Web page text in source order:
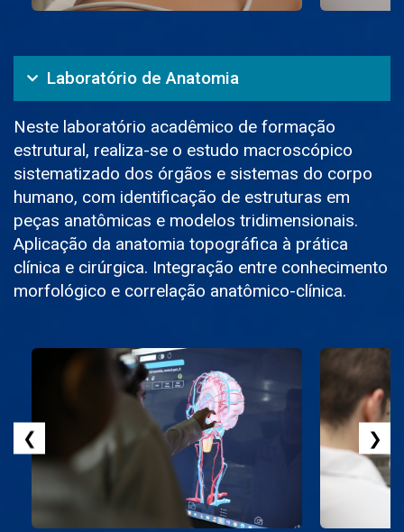
Laboratório de Anatomia
Neste laboratório acadêmico de formação
estrutural, realiza-se o estudo macroscópico
sistematizado dos órgãos e sistemas do corpo
humano, com identificação de estruturas em
peças anatômicas e modelos tridimensionais.
Aplicação da anatomia topográfica à prática
clínica e cirúrgica. Integração entre conhecimento
morfológico e correlação anatômico-clínica.
❮ ❯